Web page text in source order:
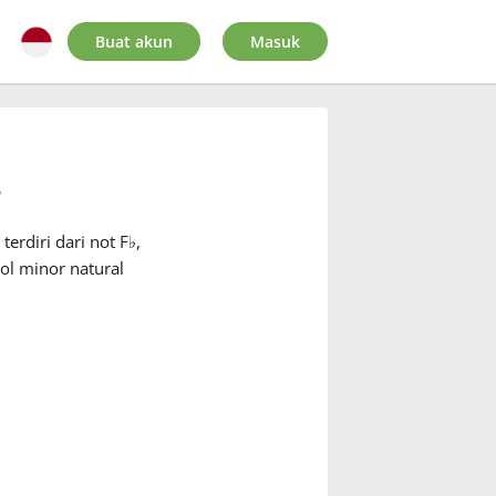
Buat akun Masuk
dari not F♭,
minor natural